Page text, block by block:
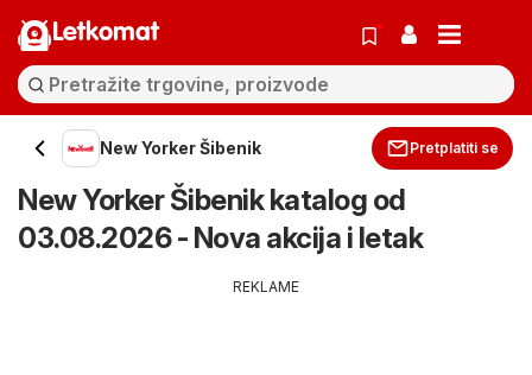
Letkomat
New Yorker Šibenik Pretplatiti se
New Yorker Šibenik katalog od
03.08.2026 - Nova akcija i letak
REKLAME